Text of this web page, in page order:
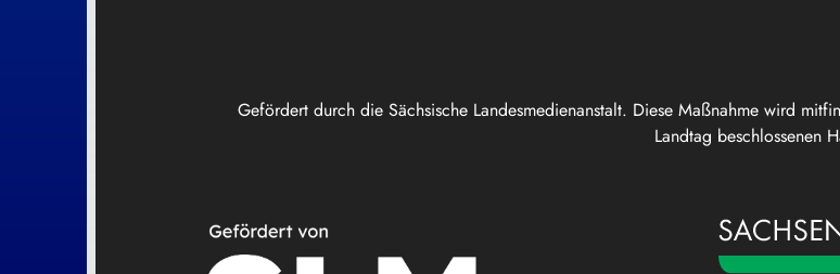
Gefördert durch die Sächsische Landesmedienanstalt. Diese Maßnahme wird
Landtag beschlossenen